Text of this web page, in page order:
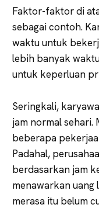
Faktor-faktor di
sebagai contoh.
waktu untuk
lebih banyak
untuk keperluan
Seringkali,
jam normal sehari.
beberapa
Padahal,
berdasarkan jam
menawarkan uang
merasa itu belum